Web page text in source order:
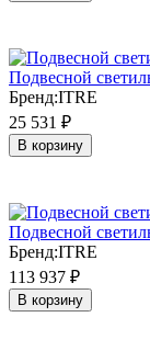
Подвесной
Бренд:ITRE
25 531 ₽
В корзину
Подвесной
Бренд:ITRE
113 937 ₽
В корзину